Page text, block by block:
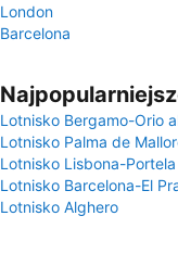
London
Barcelona
Lotnisko Bergamo-Orio
Lotnisko Palma de
Lotnisko Lisbona-Portela
Lotnisko Barcelona-El
Lotnisko Alghero